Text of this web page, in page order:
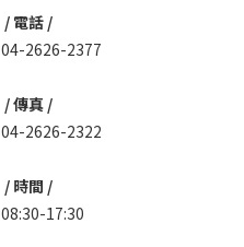
/ 電話 /
04-2626-2377
/ 傳真 /
04-2626-2322
/ 時間 /
08:30-17:30